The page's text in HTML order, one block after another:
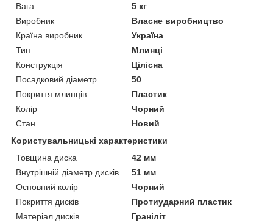
Вага
5 кг
Виробник
Власне виробництво
Країна виробник
Україна
Тип
Млинці
Конструкція
Цілісна
Посадковий діаметр
50
Покриття млинців
Пластик
Колір
Чорний
Стан
Новий
Користувальницькі характеристики
Товщина диска
42 мм
Внутрішній діаметр дисків
51 мм
Основний колір
Чорний
Покриття дисків
Протиударний пластик
Матеріал дисків
Граніліт